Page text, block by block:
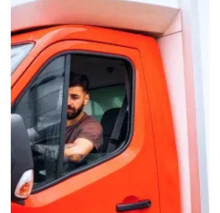
Geschult